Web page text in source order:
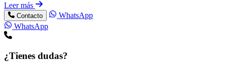
Leer más
Contacto
WhatsApp
WhatsApp
¿Tienes dudas?